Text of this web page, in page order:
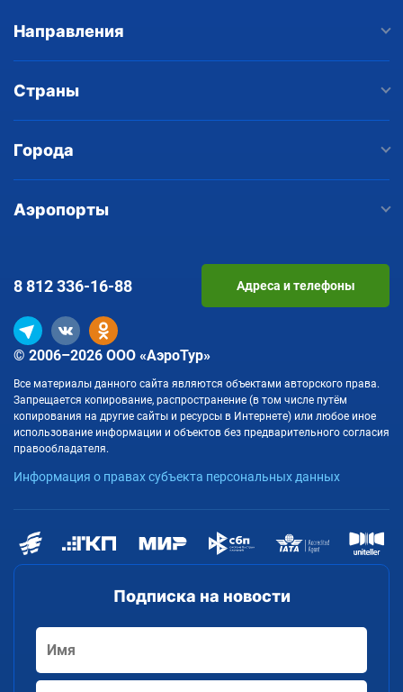
Направления
Страны
Города
Аэропорты
Подписка на новости
© 2006–2026 ООО «АэроТур»
Все материалы данного сайта являются объектами авторского права.
Запрещается копирование, распространение (в том числе путём
копирования на другие сайты и ресурсы в Интернете) или любое иное
использование информации и объектов без предварительного согласия
правообладателя.
Информация о правах субъекта персональных данных
8 812336-16-88 Адреса и телефоны